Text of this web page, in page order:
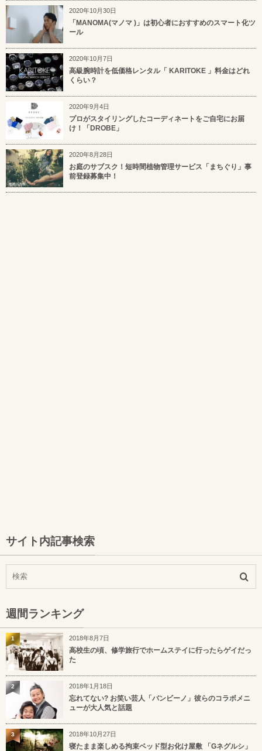
2020年10月30日
「MANOMA(マノマ )」は初心者におすすめのスマート化ツ
ール
2020年10月7日
高級腕時計を低価格レンタル「 KARITOKE 」料金はどれ
くらい？
2020年9月4日
プロがスタイリングしたコーディネートをご自宅にお届
け！「DROBE」
2020年8月28日
お庭のサブスク！短時間植物管理サービス「まちぐり」事
前登録募集中！
サイト内記事検索
週間ランキング
2018年8月7日
高校生の頃、修学旅行でホームステイに行ったらゲイだっ
た
1
2018年1月18日
忘れてない? お笑い芸人「バンビーノ」彼らのコラボメニ
ューが大人気と話題
2
2018年10月27日
寝たまま楽しめる拘束ベッド型お化け屋敷 「Gネグルシ」
3